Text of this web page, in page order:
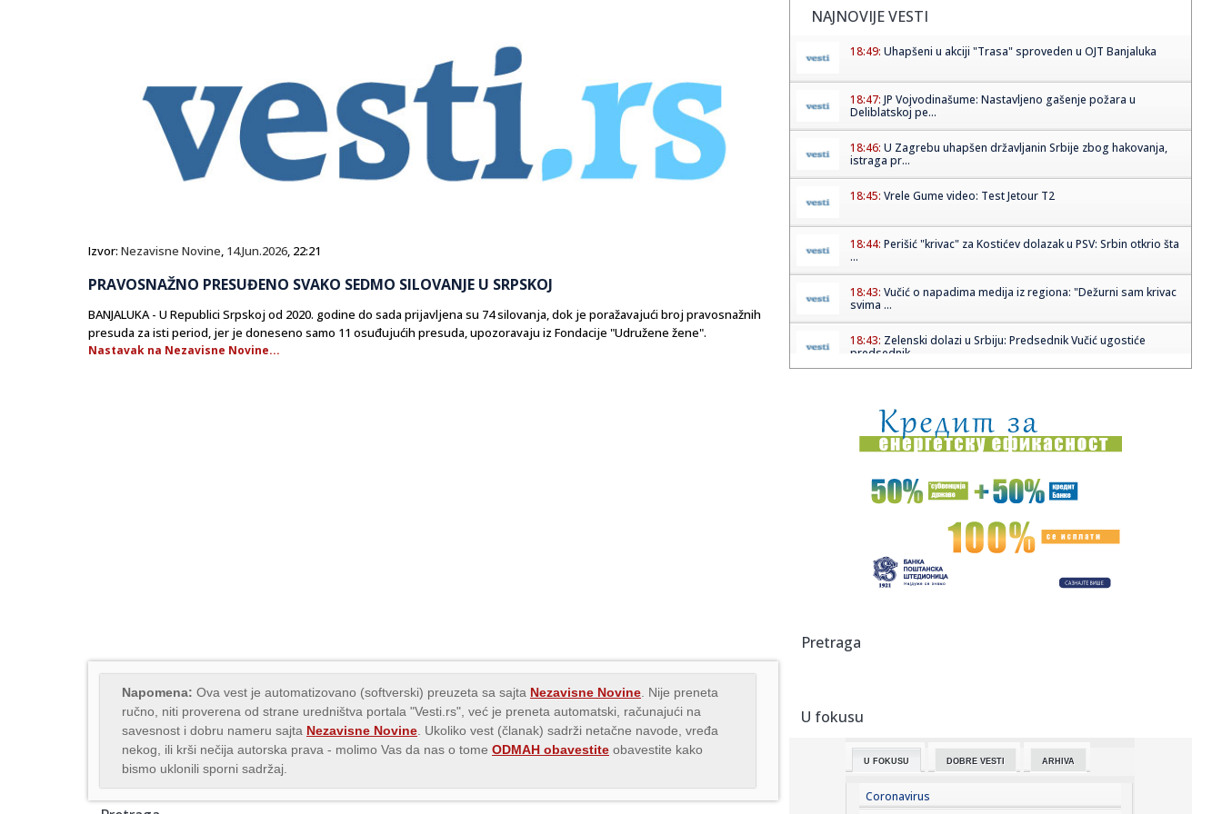
Izvor: Nezavisne Novine, 14.Jun.2026, 22:21
PRAVOSNAŽNO PRESUĐENO SVAKO SEDMO SILOVANJE U SRPSKOJ
BANJALUKA - U Republici Srpskoj od 2020. godine do sada prijavljena su 74 silovanja, dok je poražavajući broj pravosnažnih
presuda za isti period, jer je doneseno samo 11 osuđujućih presuda, upozoravaju iz Fondacije "Udružene žene".
Nastavak na Nezavisne Novine...
Napomena: Ova vest je automatizovano (softverski) preuzeta sa sajta Nezavisne Novine . Nije preneta
ručno, niti proverena od strane uredništva portala "Vesti.rs", već je preneta automatski, računajući na
savesnost i dobru nameru sajta Nezavisne Novine . Ukoliko vest (članak) sadrži netačne navode, vređa
nekog, ili krši nečija autorska prava - molimo Vas da nas o tome ODMAH obavestite obavestite kako
bismo uklonili sporni sadržaj.
NAJNOVIJE VESTI
18:49: Uhapšeni u akciji "Trasa" sproveden u OJT Banjaluka
18:47: JP Vojvodinašume: Nastavljeno gašenje požara u
Deliblatskoj pe...
18:46: U Zagrebu uhapšen državljanin Srbije zbog hakovanja,
istraga pr...
18:45: Vrele Gume video: Test Jetour T2
18:44: Perišić "krivac" za Kostićev dolazak u PSV: Srbin otkrio šta
...
18:43: Vučić o napadima medija iz regiona: "Dežurni sam krivac
svima ...
18:43: Zelenski dolazi u Srbiju: Predsednik Vučić ugostiće
predsednik...
18:39:Vučić o dolasku Zelenskog: "Srbija je ustanovila svoju
politiku...
18:36:Вучић дочекао ватрогасце-спасиоце ...
OTKRIVENA POZADINA TRANSFERA BIVŠEG
PARTIZANOVCA: „Za nas vred...
18:33:Sramno: Blokaderka iz Novog Sada čestitala Hrvatima na
18:27:
18:27:
Na udaru su tajfuna; Stižu vetrovi od preko 200 kilometara
Pretraga
U fokusu
U FOKUSU DOBRE VESTI ARHIVA
Coronavirus